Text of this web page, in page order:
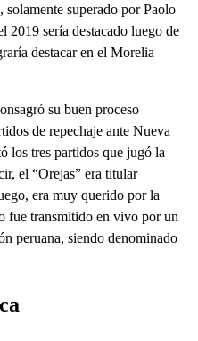
superado por Paolo
2019 sería destacado luego de
destacar en el Morelia
su buen proceso
de repechaje ante Nueva
los tres partidos que jugó la
el “Orejas” era titular
era muy querido por la
fue transmitido en vivo por un
peruana, siendo denominado